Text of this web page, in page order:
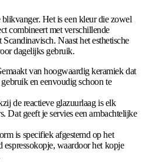
Het is een kleur die zowel
combineert met verschillende
Naast het esthetische
dagelijks gebruik.
van hoogwaardig keramiek dat
en eenvoudig schoon te
de reactieve glazuurlaag is elk
Dat geeft je servies een ambachtelijke
is specifiek afgestemd op het
espressokopje, waardoor het kopje